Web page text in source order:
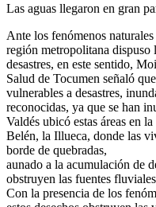
Las aguas llegaron en gran
Ante los fenómenos
región metropolitana dispuso
desastres, en este sentido,
Salud de Tocumen señaló
vulnerables a desastres,
reconocidas, ya que se han
Valdés ubicó estas áreas en
Belén, la Illueca, donde las
borde de quebradas,
aunado a la acumulación de
obstruyen las fuentes
Con la presencia de los